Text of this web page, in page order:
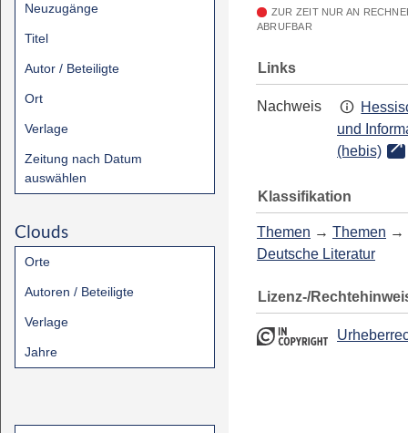
Neuzugänge
Titel
Autor / Beteiligte
Ort
Verlage
Zeitung nach Datum
auswählen
Clouds
Orte
Autoren / Beteiligte
Verlage
Jahre
ZUR ZEIT NUR AN
ABRUFBAR
Links
Nachweis
und
(hebis)
Klassifikation
Themen → Themen →
Deutsche Literatur
Lizenz-/